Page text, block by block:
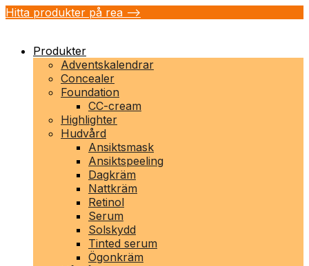
Hitta produkter på rea -->
Produkter
Adventskalendrar
Concealer
Foundation
CC-cream
Highlighter
Hudvård
Ansiktsmask
Ansiktspeeling
Dagkräm
Nattkräm
Retinol
Serum
Solskydd
Tinted serum
Ögonkräm